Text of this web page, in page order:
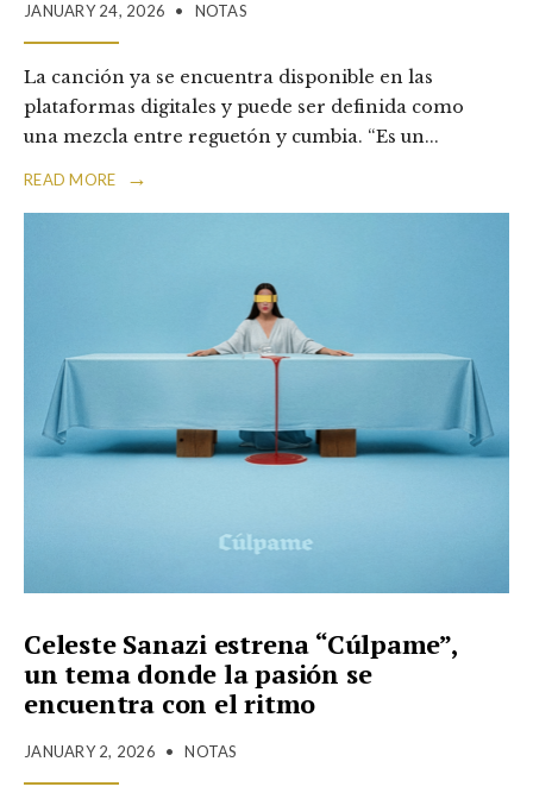
JANUARY 24, 2026 • NOTAS
La canción ya se encuentra disponible en las
plataformas digitales y puede ser definida como
una mezcla entre reguetón y cumbia. “Es un...
READ MORE →
Celeste Sanazi estrena “Cúlpame”,
un tema donde la pasión se
encuentra con el ritmo
JANUARY 2, 2026 • NOTAS